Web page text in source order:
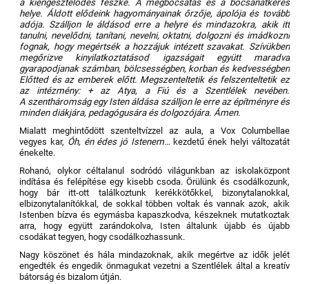
a kiengesztelődés fészke. A megbocsátás és a bocsánatkérés
helye. Áldott elődeink hagyományainak őrzője, ápolója és tovább
adója. Szálljon le áldásod erre a helyre és mindazokra, akik itt
tanulni, nevelődni, tanítani, nevelni, oktatni, dolgozni és imádkozni
fognak, hogy megértsék a hozzájuk intézett szavakat. Szívükben
megőrizve kinyilatkoztatásod igazságait együtt maradva
gyarapodjanak számban, bölcsességben, korban és kedvességben
Előtted és az emberek előtt. Megszenteltetik és felszenteltetik ez
az intézmény: + az Atya, a Fiú és a Szentlélek nevében.
A szentháromság egy Isten áldása szálljon le erre az építményre és
minden diákjára, pedagógusára és dolgozójára. Ámen.
Mialatt meghintődött szenteltvízzel az aula, a Vox Columbellae
vegyes kar, Óh, én édes jó Istenem… kezdetű ének helyi változatát
énekelte.
Rohanó, olykor céltalanul sodródó világunkban az iskolaközpont
indítása és felépítése egy kisebb csoda. Örülünk és csodálkozunk,
hogy bár itt-ott találkoztunk kerékkötőkkel, bizonytalanokkal,
elbizonytalanítókkal, de sokkal többen voltak és vannak azok, akik
Istenben bízva és egymásba kapaszkodva, készeknek mutatkoztak
arra, hogy együtt zarándokolva, Isten általunk újabb és újabb
csodákat tegyen, hogy csodálkozhassunk.
Nagy köszönet és hála mindazoknak, akik megértve az idők jelét
engedték és engedik önmagukat vezetni a Szentlélek által a kreatív
bátorság és bizalom útján.